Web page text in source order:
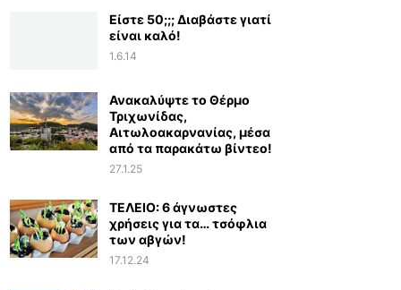
Είστε 50;;; Διαβάστε γιατί
είναι καλό!
1.6.14
Ανακαλύψτε το Θέρμο
Τριχωνίδας,
Αιτωλοακαρνανίας, μέσα
από τα παρακάτω βίντεο!
27.1.25
ΤΕΛΕΙΟ: 6 άγνωστες
χρήσεις για τα… τσόφλια
των αβγών!
17.12.24